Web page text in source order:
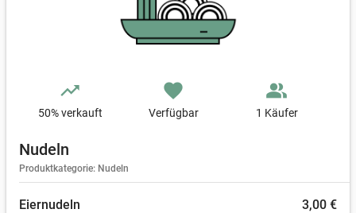
trending_up
50% verkauft
favorite
Verfügbar
people_alt
1 Käufer
Nudeln
Produktkategorie: Nudeln
Eiernudeln 3,00 €